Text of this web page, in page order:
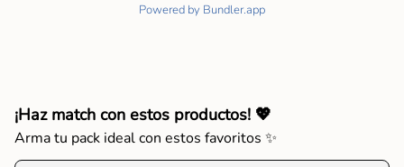
}}",
"minimum_of"=>"Mínimo
de
Powered by Bundler.app
¡Haz match con estos productos! 💖
Arma tu pack ideal con estos favoritos ✨